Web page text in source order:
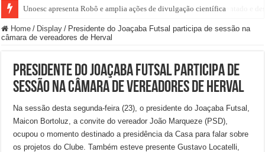
Unoesc apresenta Robô e amplia ações de divulgação científica
Família venezuelana percorre mais de 100 km, paga aluguel adiantado e
Home / Display / Presidente do Joaçaba Futsal participa de sessão na
câmara de vereadores de Herval
Presidente do Joaçaba Futsal participa de
sessão na câmara de vereadores de Herval
Na sessão desta segunda-feira (23), o presidente do Joaçaba Futsal,
Maicon Bortoluz, a convite do vereador João Marqueze (PSD),
ocupou o momento destinado a presidência da Casa para falar sobre
os projetos do Clube. Também esteve presente Gustavo Locatelli,